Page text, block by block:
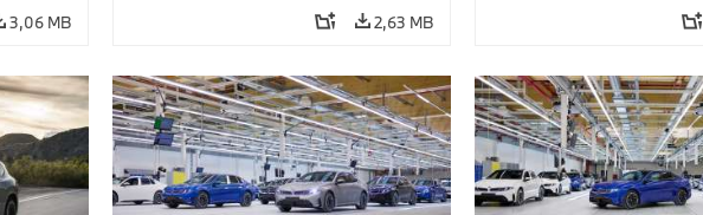
3,06 MB 2,63 MB